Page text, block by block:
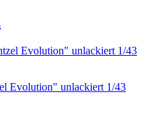
Evolution" unlackiert 1/43